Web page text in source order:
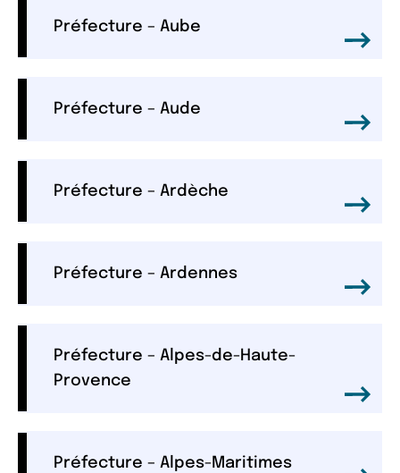
Préfecture – Aube
Préfecture – Aude
Préfecture – Ardèche
Préfecture – Ardennes
Préfecture – Alpes-de-Haute-
Provence
Préfecture – Alpes-Maritimes